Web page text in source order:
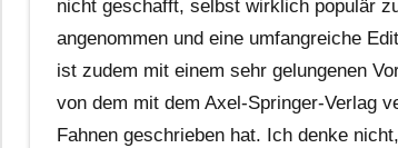
nicht geschafft, selbst wirklich populär
angenommen und eine umfangreiche
ist zudem mit einem sehr gelungenen
von dem mit dem Axel-Springer-Verlag
Fahnen geschrieben hat. Ich denke